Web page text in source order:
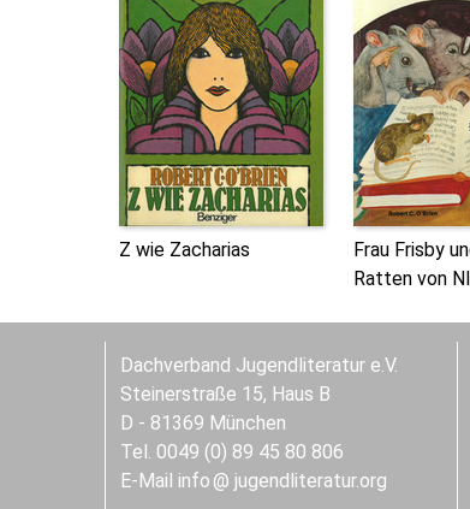
Z wie Zacharias
Frau Frisby
Ratten von
Dachverband Jugendliteratur e.V.
Steinerstraße 15, Haus B
D - 81369 München
Tel. 0049 (0) 89 45 80 806
E-Mail info jugendliteratur.org